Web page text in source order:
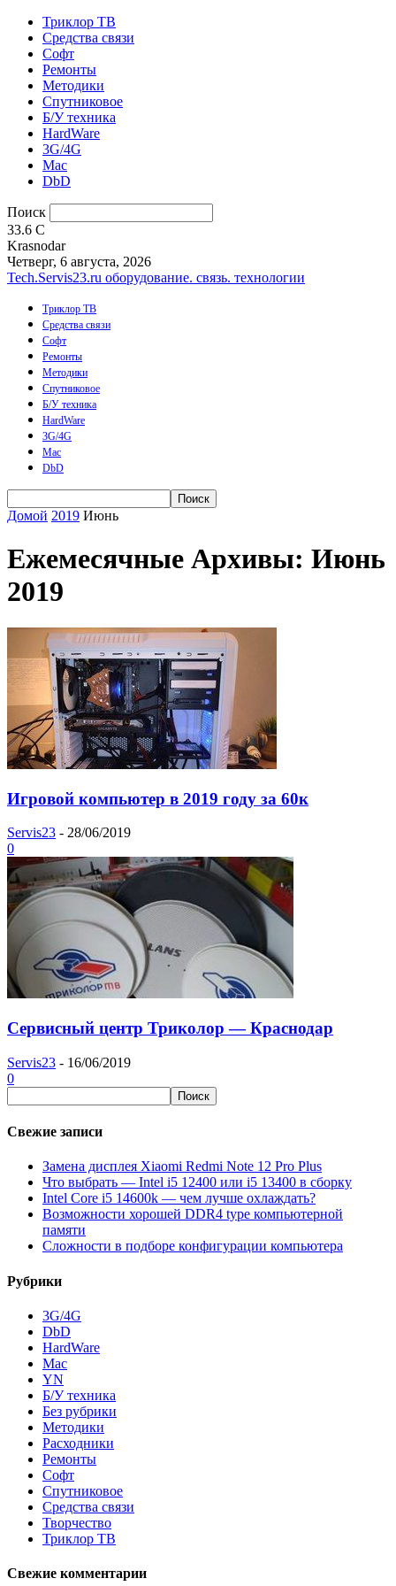
Триклор ТВ
Средства связи
Софт
Ремонты
Методики
Спутниковое
Б/У техника
HardWare
3G/4G
Mac
DbD
Поиск
33.6 C
Krasnodar
Четверг, 6 августа, 2026
Tech.Servis23.ru оборудование. связь. технологии
Триклор ТВ
Средства связи
Софт
Ремонты
Методики
Спутниковое
Б/У техника
HardWare
3G/4G
Mac
DbD
Домой 2019 Июнь
Ежемесячные Архивы: Июнь
2019
Игровой компьютер в 2019 году за 60к
Servis23 - 28/06/2019
0
Сервисный центр Триколор — Краснодар
Servis23 - 16/06/2019
0
Свежие записи
Замена дисплея Xiaomi Redmi Note 12 Pro Plus
Что выбрать — Intel i5 12400 или i5 13400 в сборку
Intel Core i5 14600k — чем лучше охлаждать?
Возможности хорошей DDR4 type компьютерной
памяти
Сложности в подборе конфигурации компьютера
Рубрики
3G/4G
DbD
HardWare
Mac
YN
Б/У техника
Без рубрики
Методики
Расходники
Ремонты
Софт
Спутниковое
Средства связи
Творчество
Триклор ТВ
Свежие комментарии